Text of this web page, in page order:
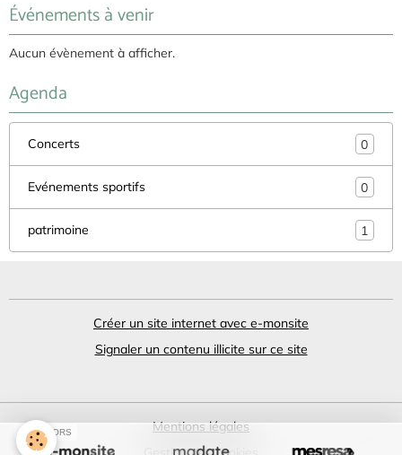
Événements à venir
Aucun évènement à afficher.
Agenda
Concerts 0
Evénements sportifs 0
patrimoine 1
Créer un site internet avec e-monsite
Signaler un contenu illicite sur ce site
Mentions légales
SPONSORS